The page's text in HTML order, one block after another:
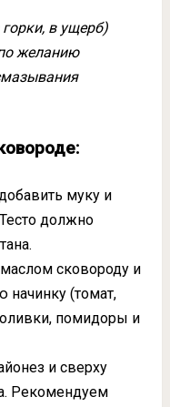
в ущерб)
желанию
муку и
должно
сковороду и
(томат,
оливки, помидоры и
и сверху
Рекомендуем